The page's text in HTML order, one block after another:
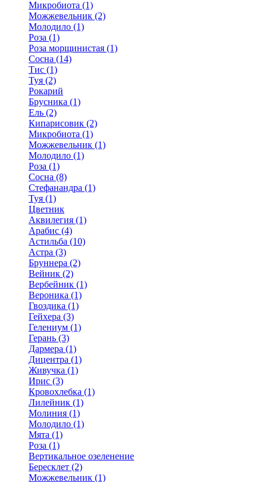
Микробиота (1)
Можжевельник (2)
Молодило (1)
Роза (1)
Роза морщинистая (1)
Сосна (14)
Тис (1)
Туя (2)
Рокарий
Брусника (1)
Ель (2)
Кипарисовик (2)
Микробиота (1)
Можжевельник (1)
Молодило (1)
Роза (1)
Сосна (8)
Стефанандра (1)
Туя (1)
Цветник
Аквилегия (1)
Арабис (4)
Астильба (10)
Астра (3)
Бруннера (2)
Вейник (2)
Вербейник (1)
Вероника (1)
Гвоздика (1)
Гейхера (3)
Гелениум (1)
Герань (3)
Дармера (1)
Дицентра (1)
Живучка (1)
Ирис (3)
Кровохлебка (1)
Лилейник (1)
Молиния (1)
Молодило (1)
Мята (1)
Роза (1)
Вертикальное озеленение
Бересклет (2)
Можжевельник (1)